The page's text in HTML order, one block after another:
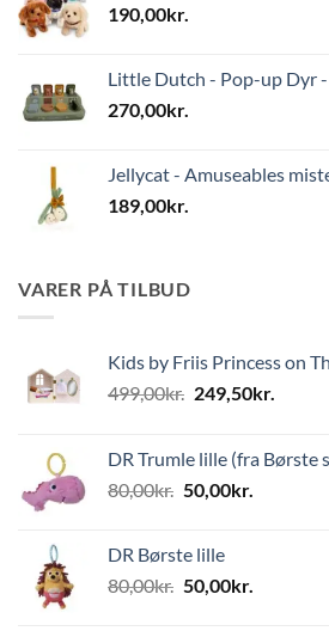
190,00kr.
Little Dutch - Pop-up Dyr
270,00kr.
Jellycat - Amuseables
189,00kr.
VARER PÅ TILBUD
Kids by Friis Princess on
499,00kr. Den
var:
499,00kr..
249,50kr.
er:
DR Trumle lille (fra Børste
80,00kr. Den
var:
80,00kr..
50,00kr.
50,00kr..
DR Børste lille
80,00kr. Den
50,00kr.